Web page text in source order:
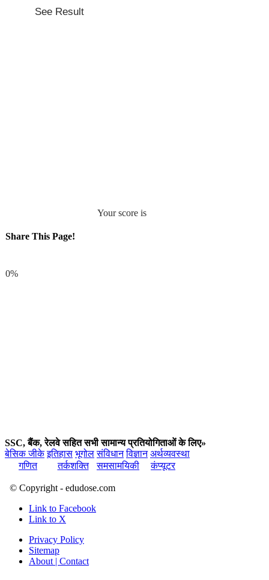
Your score is
Share This Page!
0%
SSC, बैंक, रेलवे सहित सभी सामान्य प्रतियोगिताओं के लिए»
बेसिक जीके इतिहास भूगोल संविधान विज्ञान अर्थव्यवस्था
गणित
तर्कशक्ति समसामयिकी कंप्यूटर
© Copyright - edudose.com
Link to Facebook
Link to X
Privacy Policy
Sitemap
About | Contact